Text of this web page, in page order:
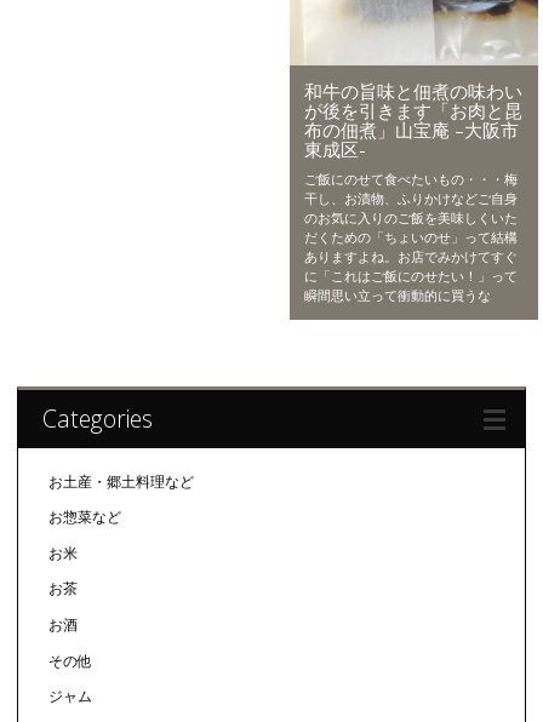
和牛の旨味と佃煮の味わい
が後を引きます「お肉と昆
布の佃煮」山宝庵 –大阪市
東成区-
ご飯にのせて食べたいもの・・・梅
干し、お漬物、ふりかけなどご自身
のお気に入りのご飯を美味しくいた
だくための「ちょいのせ」って結構
ありますよね。お店でみかけてすぐ
に「これはご飯にのせたい！」って
瞬間思い立って衝動的に買うな
Categories
お土産・郷土料理など
お惣菜など
お米
お茶
お酒
その他
ジャム